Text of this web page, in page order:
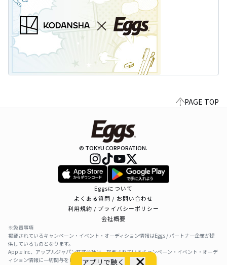
アプリで聴く
PAGE TOP
© TOKYU CORPORATION.
Eggsについて
よくある質問 / お問い合わせ
利用規約 / プライバシーポリシー
会社概要
※免責事項
掲載されているキャンペーン・イベント・オーディション情報はEggs / パートナー企業が提
供しているものとなります。
Apple Inc、アップルジャパン株式会社は、掲載されているキャンペーン・イベント・オーデ
ィション情報に一切関与をしておりません。